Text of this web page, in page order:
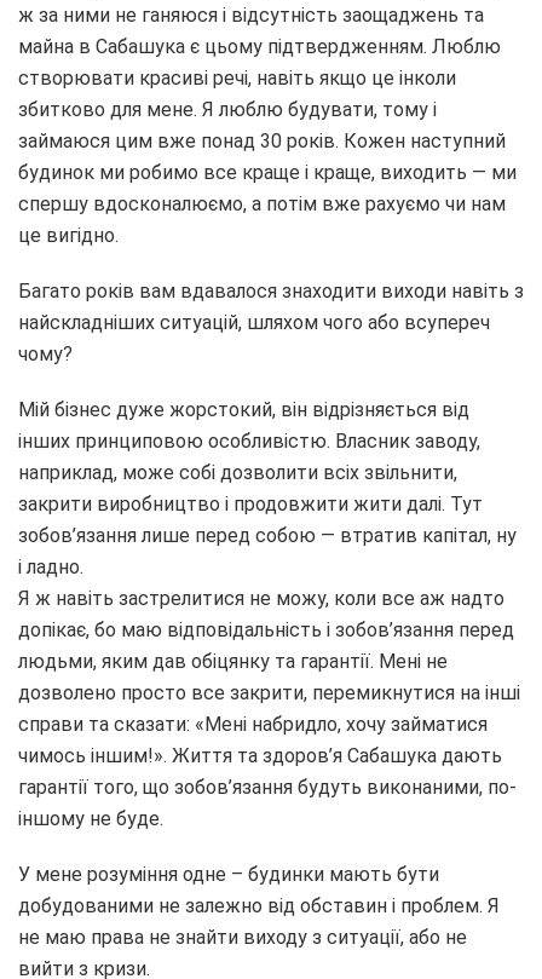
ж за ними не ганяюся і відсутність заощаджень та
майна в Сабашука є цьому підтвердженням. Люблю
створювати красиві речі, навіть якщо це інколи
збитково для мене. Я люблю будувати, тому і
займаюся цим вже понад 30 років. Кожен наступний
будинок ми робимо все краще і краще, виходить — ми
спершу вдосконалюємо, а потім вже рахуємо чи нам
це вигідно.
Багато років вам вдавалося знаходити виходи навіть з
найскладніших ситуацій, шляхом чого або всупереч
чому?
Мій бізнес дуже жорстокий, він відрізняється від
інших принциповою особливістю. Власник заводу,
наприклад, може собі дозволити всіх звільнити,
закрити виробництво і продовжити жити далі. Тут
зобов’язання лише перед собою — втратив капітал, ну
і ладно.
Я ж навіть застрелитися не можу, коли все аж надто
допікає, бо маю відповідальність і зобов’язання перед
людьми, яким дав обіцянку та гарантії. Мені не
дозволено просто все закрити, перемикнутися на інші
справи та сказати: «Мені набридло, хочу займатися
чимось іншим!». Життя та здоров’я Сабашука дають
гарантії того, що зобов’язання будуть виконаними, по-
іншому не буде.
У мене розуміння одне – будинки мають бути
добудованими не залежно від обставин і проблем. Я
не маю права не знайти виходу з ситуації, або не
вийти з кризи.